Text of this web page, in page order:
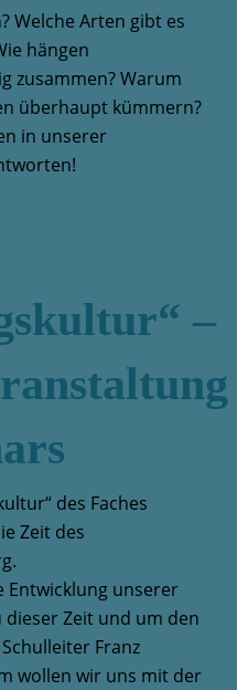
Welche Arten gibt es
hängen
zusammen? Warum
überhaupt kümmern?
in unserer
–
des Faches
Zeit des
Entwicklung unserer
dieser Zeit und um den
Franz
wollen wir uns mit der